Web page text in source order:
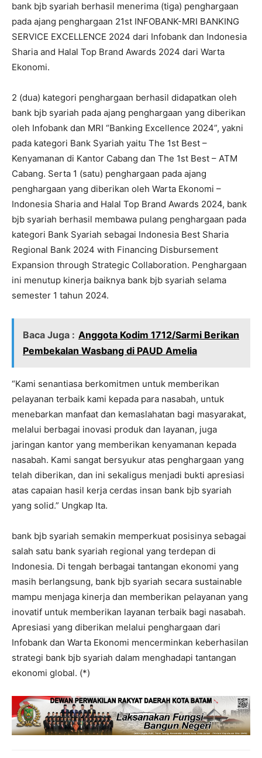
bank bjb syariah berhasil menerima (tiga) penghargaan
pada ajang penghargaan 21st INFOBANK-MRI BANKING
SERVICE EXCELLENCE 2024 dari Infobank dan Indonesia
Sharia and Halal Top Brand Awards 2024 dari Warta
Ekonomi.
2 (dua) kategori penghargaan berhasil didapatkan oleh
bank bjb syariah pada ajang penghargaan yang diberikan
oleh Infobank dan MRI “Banking Excellence 2024”, yakni
pada kategori Bank Syariah yaitu The 1st Best –
Kenyamanan di Kantor Cabang dan The 1st Best – ATM
Cabang. Serta 1 (satu) penghargaan pada ajang
penghargaan yang diberikan oleh Warta Ekonomi –
Indonesia Sharia and Halal Top Brand Awards 2024, bank
bjb syariah berhasil membawa pulang penghargaan pada
kategori Bank Syariah sebagai Indonesia Best Sharia
Regional Bank 2024 with Financing Disbursement
Expansion through Strategic Collaboration. Penghargaan
ini menutup kinerja baiknya bank bjb syariah selama
semester 1 tahun 2024.
Baca Juga : Anggota Kodim 1712/Sarmi Berikan
Pembekalan Wasbang di PAUD Amelia
“Kami senantiasa berkomitmen untuk memberikan
pelayanan terbaik kami kepada para nasabah, untuk
menebarkan manfaat dan kemaslahatan bagi masyarakat,
melalui berbagai inovasi produk dan layanan, juga
jaringan kantor yang memberikan kenyamanan kepada
nasabah. Kami sangat bersyukur atas penghargaan yang
telah diberikan, dan ini sekaligus menjadi bukti apresiasi
atas capaian hasil kerja cerdas insan bank bjb syariah
yang solid.” Ungkap Ita.
bank bjb syariah semakin memperkuat posisinya sebagai
salah satu bank syariah regional yang terdepan di
Indonesia. Di tengah berbagai tantangan ekonomi yang
masih berlangsung, bank bjb syariah secara sustainable
mampu menjaga kinerja dan memberikan pelayanan yang
inovatif untuk memberikan layanan terbaik bagi nasabah.
Apresiasi yang diberikan melalui penghargaan dari
Infobank dan Warta Ekonomi mencerminkan keberhasilan
strategi bank bjb syariah dalam menghadapi tantangan
ekonomi global. (*)